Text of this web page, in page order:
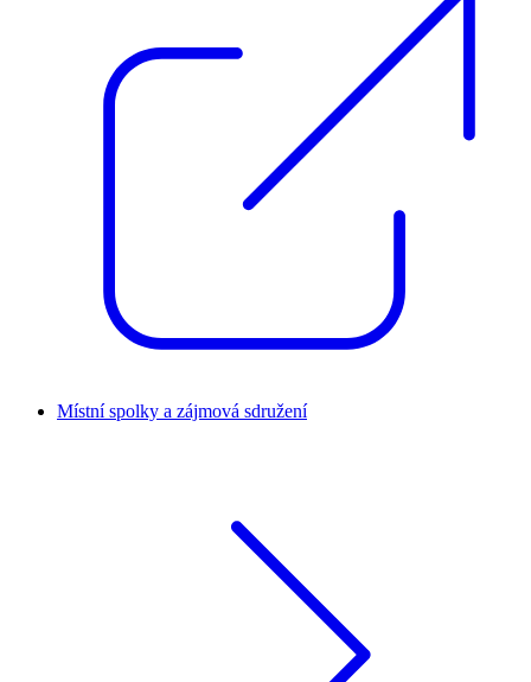
Místní spolky a zájmová sdružení